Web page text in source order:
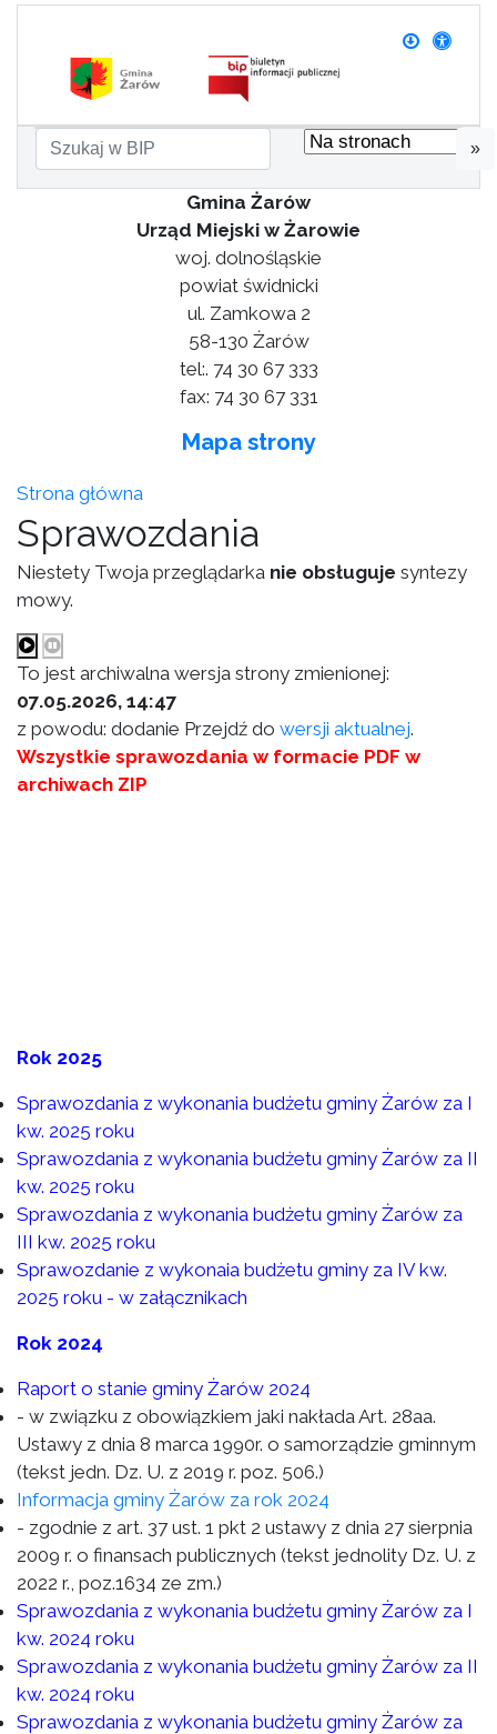
»
Gmina Żarów
Urząd Miejski w Żarowie
woj. dolnośląskie
powiat świdnicki
ul. Zamkowa 2
58-130 Żarów
tel:. 74 30 67 333
fax: 74 30 67 331
Mapa strony
Strona główna
Sprawozdania
Niestety Twoja przeglądarka nie obsługuje syntezy
mowy.
To jest archiwalna wersja strony zmienionej:
07.05.2026, 14:47
z powodu: dodanie Przejdź do wersji aktualnej.
Wszystkie sprawozdania w formacie PDF w
archiwach ZIP
Rok 2025
Sprawozdania z wykonania budżetu gminy Żarów za I
kw. 2025 roku
Sprawozdania z wykonania budżetu gminy Żarów za II
kw. 2025 roku
Sprawozdania z wykonania budżetu gminy Żarów za
III kw. 2025 roku
Sprawozdanie z wykonaia budżetu gminy za IV kw.
2025 roku - w załącznikach
Rok 2024
Raport o stanie gminy Żarów 2024
- w związku z obowiązkiem jaki nakłada Art. 28aa.
Ustawy z dnia 8 marca 1990r. o samorządzie gminnym
(tekst jedn. Dz. U. z 2019 r. poz. 506.)
Informacja gminy Żarów za rok 2024
- zgodnie z art. 37 ust. 1 pkt 2 ustawy z dnia 27 sierpnia
2009 r. o finansach publicznych (tekst jednolity Dz. U. z
2022 r., poz.1634 ze zm.)
Sprawozdania z wykonania budżetu gminy Żarów za I
kw. 2024 roku
Sprawozdania z wykonania budżetu gminy Żarów za II
kw. 2024 roku
Sprawozdania z wykonania budżetu gminy Żarów za